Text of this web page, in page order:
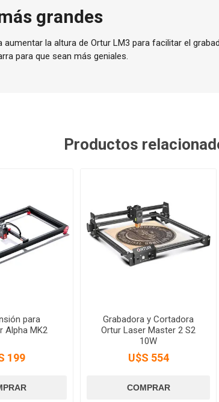
grandes
aumentar la altura de Ortur LM3 para facilitar el
para que sean más geniales.
Productos
para
Alpha MK2
199
Grabadora y Cortadora
Ortur Laser Master 2 S2
10W
U$S 554